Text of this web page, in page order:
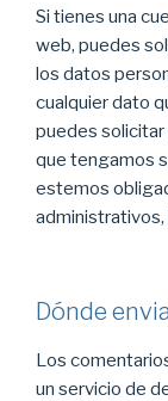
Si tienes una
web, puedes
los datos
cualquier dato
puedes solicitar
que tengamos
estemos
Dónde
Los
un servicio de